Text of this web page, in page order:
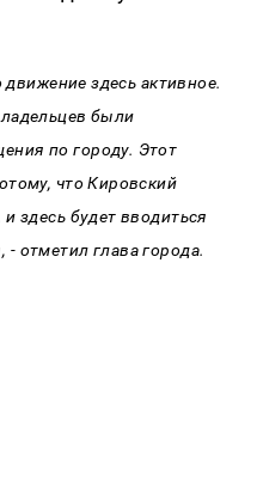
здесь активное.
были
по городу. Этот
что Кировский
здесь будет вводиться
отметил глава города.